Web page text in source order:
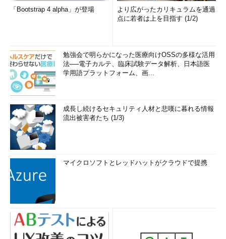
「Bootstrap 4 alpha」が登場
より広がったカリキュラムを通過
点に若者は上を目指す (1/2)
勉強会で明らかになった医療向けOSSの多様な活用
法──電子カルテ、臨床試験データ解析、日本語医
学用語プラットフォーム、画...
成長し続けるセキュリティ人材と悲嘆に暮れる情報
流出被害者たち (1/3)
マイクロソフトとレッドハットがクラウドで提携